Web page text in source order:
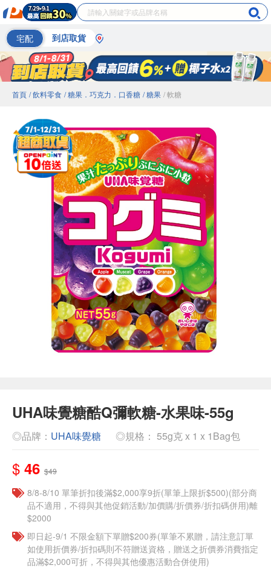
宅配 到店取貨
首頁 / 飲料零食 / 糖果．巧克力．口香糖 / 糖果 / 軟糖
UHA味覺糖酷Q彌軟糖-水果味-55g
◎品牌： UHA味覺糖 ◎規格： 55g克 x 1 x 1Bag包
$ 46 $49
8/8-8/10 單筆折扣後滿$2,000享9折(單筆上限折$500)(部分商
品不適用，不得與其他促銷活動/加價購/折價券/折扣碼併用)離
$2000
即日起-9/1 不限金額下單贈$200券(單筆不累贈，請注意訂單
如使用折價券/折扣碼則不符贈送資格，贈送之折價券消費指定
品滿$2,000可折，不得與其他優惠活動合併使用)